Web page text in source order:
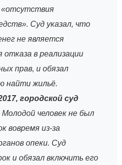
«отсутствия
Суд указал, что
не является
отказа в реализации
прав, и обязал
найти жильё.
городской суд
Молодой человек не был
вовремя из‑за
опеки. Суд
и обязал включить его